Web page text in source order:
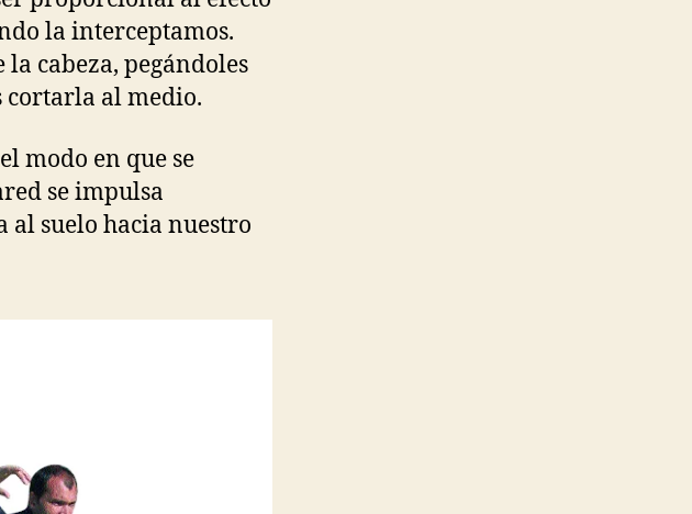
la interceptamos.
cabeza, pegándoles
cortarla al medio.
modo en que se
se impulsa
al suelo hacia nuestro